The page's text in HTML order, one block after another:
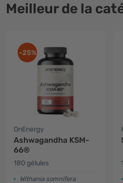
Meilleur de la
-25%
OnEnergy
Ashwagandha KSM-
66®
180 gélules
Withania somnifera